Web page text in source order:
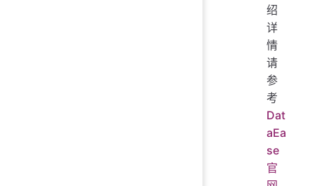
绍
详
情
请
参
考
Dat
aEa
se
官